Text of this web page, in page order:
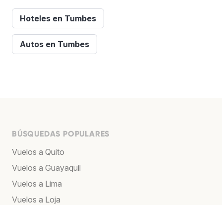
Hoteles en Tumbes
Autos en Tumbes
BÚSQUEDAS POPULARES
Vuelos a Quito
Vuelos a Guayaquil
Vuelos a Lima
Vuelos a Loja